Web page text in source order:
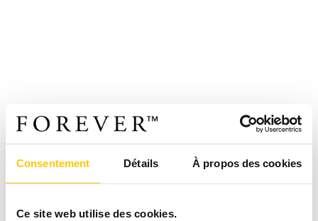
Consentement Détails À propos des cookies
Ce site web utilise des cookies.